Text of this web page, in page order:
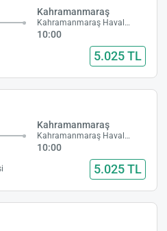
Kahramanmaraş
Kahramanmaraş Havalimanı
10:00
5.025 TL
Kahramanmaraş
Kahramanmaraş Havalimanı
10:00
5.025 TL